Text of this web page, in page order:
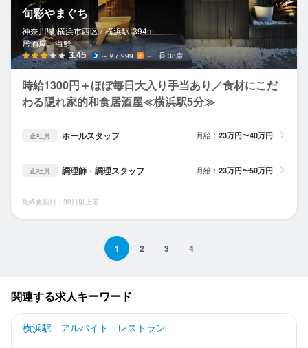
旬彩やまぐち
神奈川県 横浜市西区 / 横浜駅 394m
居酒屋、海鮮
3.45 ～￥7,999 － 38席
時給1300円＋ほぼ毎日大入り手当あり／食材にこだ
わる隠れ家的和食居酒屋≪横浜駅5分≫
正社員 ホールスタッフ 月給： 23万円〜40万円
正社員 調理師・調理スタッフ 月給： 23万円〜50万円
最終更新日：30日以上前
1 2 3 4
関連する求人キーワード
横浜駅 - アルバイト - レストラン